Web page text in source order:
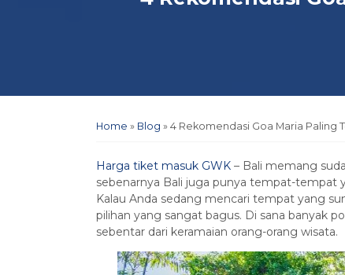
Home » Blog » 4 Rekomendasi Goa Maria Paling
Harga tiket masuk GWK – Bali memang
sebenarnya Bali juga punya tempat-tempat
Kalau Anda sedang mencari tempat yang
pilihan yang sangat bagus. Di sana banyak
sebentar dari keramaian orang-orang wisata.